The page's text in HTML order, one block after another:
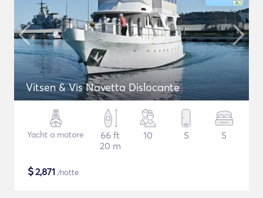
Vitsen & Vis Navetta Dislocante
Yacht a motore
66 ft
20 m
10 5 5
$2,871 /notte